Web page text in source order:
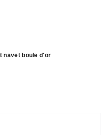
navet boule d'or